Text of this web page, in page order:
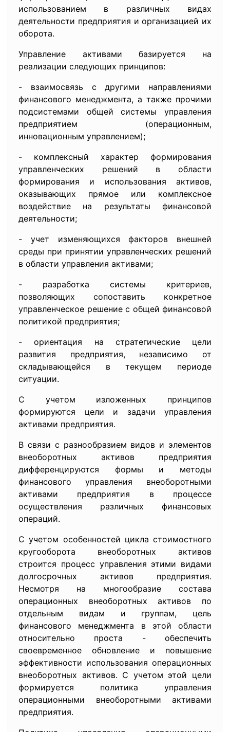
использованием в различных видах
деятельности предприятия и организацией их
оборота.
Управление активами базируется на
реализации следующих принципов:
- взаимосвязь с другими направлениями
финансового менеджмента, а также прочими
подсистемами общей системы управления
предприятием (операционным,
инновационным управлением);
- комплексный характер формирования
управленческих решений в области
формирования и использования активов,
оказывающих прямое или комплексное
воздействие на результаты финансовой
деятельности;
- учет изменяющихся факторов внешней
среды при принятии управленческих решений
в области управления активами;
- разработка системы критериев,
позволяющих сопоставить конкретное
управленческое решение с общей финансовой
политикой предприятия;
- ориентация на стратегические цели
развития предприятия, независимо от
складывающейся в текущем периоде
ситуации.
С учетом изложенных принципов
формируются цели и задачи управления
активами предприятия.
В связи с разнообразием видов и элементов
внеоборотных активов предприятия
дифференцируются формы и методы
финансового управления внеоборотными
активами предприятия в процессе
осуществления различных финансовых
операций.
С учетом особенностей цикла стоимостного
кругооборота внеоборотных активов
строится процесс управления этими видами
долгосрочных активов предприятия.
Несмотря на многообразие состава
операционных внеоборотных активов по
отдельным видам и группам, цель
финансового менеджмента в этой области
относительно проста - обеспечить
своевременное обновление и повышение
эффективности использования операционных
внеоборотных активов. С учетом этой цели
формируется политика управления
операционными внеоборотными активами
предприятия.